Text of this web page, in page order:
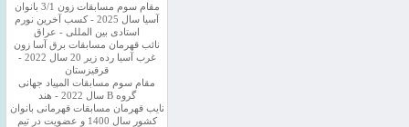
مقام سوم مسابقات زون 3/1 بانوان
آسیا سال 2025 - کسب آخرین نورم
استادی بین المللی - عراق
نائب قهرمان مسابقات برق آسا زون
غرب آسیا رده زیر 20 سال 2022 -
قرقیزستان
مقام سوم مسابقات المپیاد جهانی
گروه B سال 2022 - هند
نایب قهرمان مسابقات قهرمانی بانوان
کشور سال 1400 و عضویت در تیم